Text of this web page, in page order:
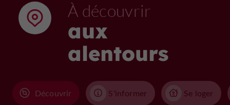
À découvrir
aux
alentours
Découvrir S'informer Se loger